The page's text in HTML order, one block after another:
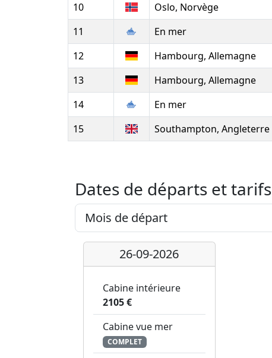
10
Oslo, Norvège
11
En mer
12
Hambourg, Allemagne
13
Hambourg, Allemagne
14
En mer
15
Southampton, Angleterre
Dates de départs et tarifs
26-09-2026
Cabine intérieure
2105 €
Cabine vue mer
COMPLET